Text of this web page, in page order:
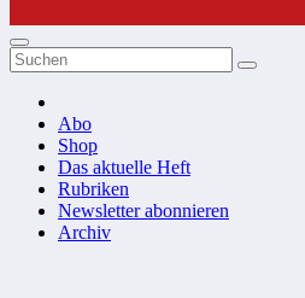
Abo
Shop
Das aktuelle Heft
Rubriken
Newsletter abonnieren
Archiv